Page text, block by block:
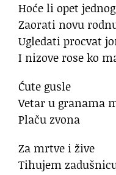
Hoće li opet
Zaorati novu
Ugledati procvat
I nizove rose ko
Ćute gusle
Vetar u granama
Plaču zvona
Za mrtve i žive
Tihujem